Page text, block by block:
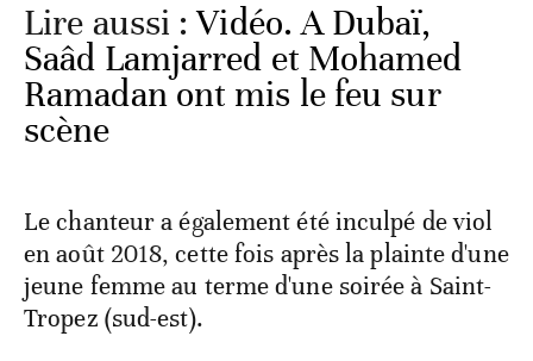
Lire aussi :Vidéo. A Dubaï,
Saâd Lamjarred et Mohamed
Ramadan ont mis le feu sur
scène
Le chanteur a également été inculpé de viol
en août 2018, cette fois après la plainte d'une
jeune femme au terme d'une soirée à Saint-
Tropez (sud-est).